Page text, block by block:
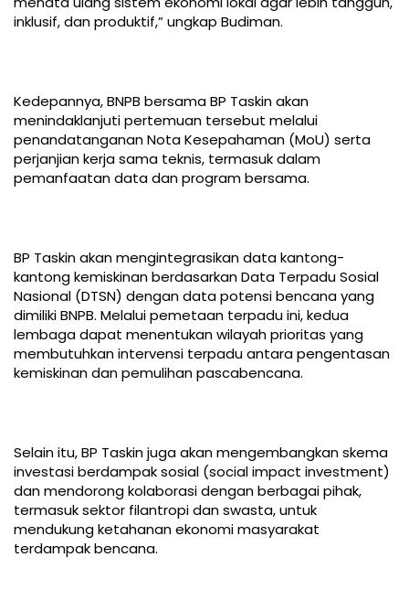
inklusif, dan produktif,” ungkap Budiman.
Kedepannya, BNPB bersama BP Taskin akan
menindaklanjuti pertemuan tersebut melalui
penandatanganan Nota Kesepahaman (MoU) serta
perjanjian kerja sama teknis, termasuk dalam
pemanfaatan data dan program bersama.
BP Taskin akan mengintegrasikan data kantong-
kantong kemiskinan berdasarkan Data Terpadu Sosial
Nasional (DTSN) dengan data potensi bencana yang
dimiliki BNPB. Melalui pemetaan terpadu ini, kedua
lembaga dapat menentukan wilayah prioritas yang
membutuhkan intervensi terpadu antara pengentasan
kemiskinan dan pemulihan pascabencana.
Selain itu, BP Taskin juga akan mengembangkan skema
investasi berdampak sosial (social impact investment)
dan mendorong kolaborasi dengan berbagai pihak,
termasuk sektor filantropi dan swasta, untuk
mendukung ketahanan ekonomi masyarakat
terdampak bencana.